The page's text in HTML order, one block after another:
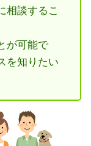
相談するこ
が可能で
を知りたい